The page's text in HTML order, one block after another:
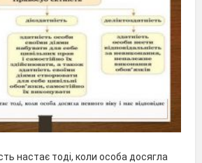
настає тоді, коли особа досягла